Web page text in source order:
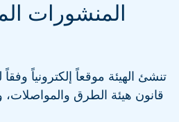
المنشورات
تنشئ الهيئة موقعاً إلكترونياً
قانون هيئة الطرق والمواصلات،